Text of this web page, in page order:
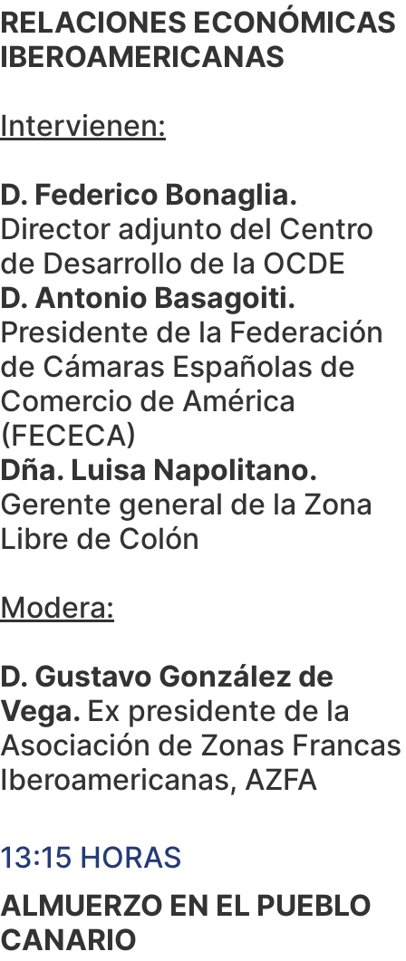
RELACIONES ECONÓMICAS
IBEROAMERICANAS
Intervienen:
D. Federico Bonaglia.
Director adjunto del Centro
de Desarrollo de la OCDE
D. Antonio Basagoiti.
Presidente de la Federación
de Cámaras Españolas de
Comercio de América
(FECECA)
Dña. Luisa Napolitano.
Gerente general de la Zona
Libre de Colón
Modera:
D. Gustavo González de
Vega. Ex presidente de la
Asociación de Zonas Francas
Iberoamericanas, AZFA
13:15 HORAS
ALMUERZO EN EL PUEBLO
CANARIO